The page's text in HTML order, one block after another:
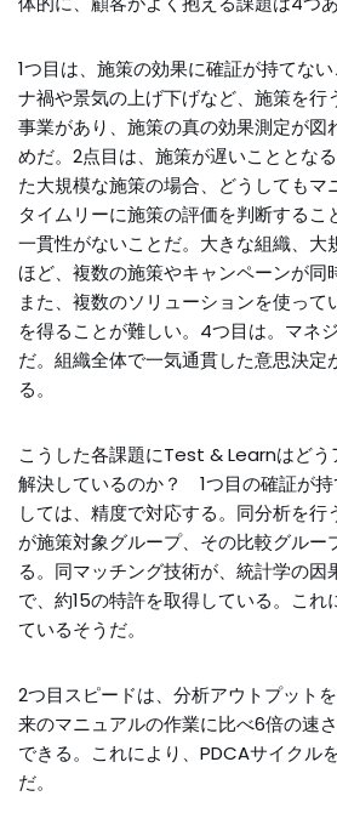
1つ目は、施策の効果に確証が持てな
ナ禍や景気の上げ下げなど、施策を行
事業があり、施策の真の効果測定が図
めだ。2点目は、施策が遅いこととな
た大規模な施策の場合、どうしてもマ
タイムリーに施策の評価を判断するこ
一貫性がないことだ。大きな組織、大
ほど、複数の施策やキャンペーンが同
また、複数のソリューションを使っ
を得ることが難しい。4つ目は。マネ
だ。組織全体で一気通貫した意思決定
る。
こうした各課題にTest & Learnはどう
解決しているのか？ 1つ目の確証が
しては、精度で対応する。同分析を
が施策対象グループ、その比較グルー
る。同マッチング技術が、統計学の因
で、約15の特許を取得している。これ
ているそうだ。
2つ目スピードは、分析アウトプット
来のマニュアルの作業に比べ6倍の速
できる。これにより、PDCAサイクル
だ。